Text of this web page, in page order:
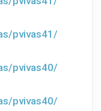
pvivas41/
pvivas40/
pvivas40/